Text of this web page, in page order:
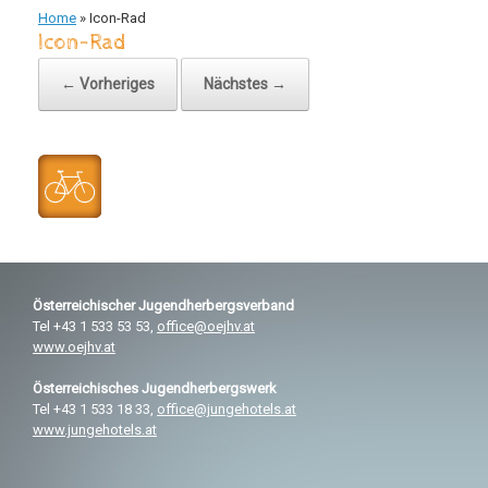
Home » Icon-Rad
Icon-Rad
← Vorheriges Nächstes →
ÖsterreichischerJugendherbergsverband
Tel +43 1 533 53 53, office@oejhv.at
www.oejhv.at
Österreichisches Jugendherbergswerk
Tel +43 1 533 18 33, office@jungehotels.at
www.jungehotels.at